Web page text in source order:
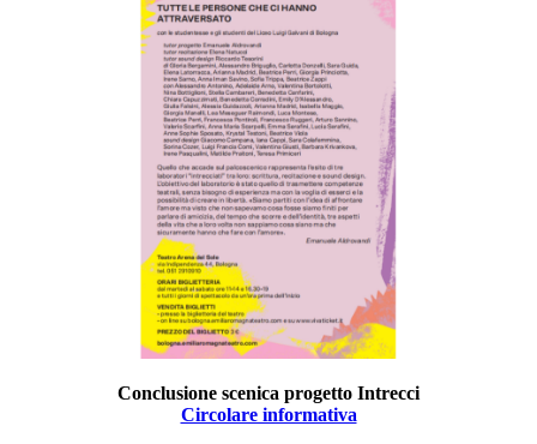
Conclusione scenica progetto Intrecci
Circolare informativa